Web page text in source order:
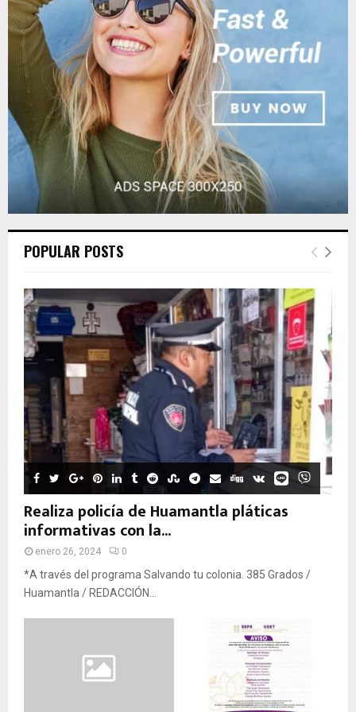
r
:
C
POPULAR POSTS
Realiza policía de Huamantla pláticas
informativas con la...
enero 26, 2024 0
*A través del programa Salvando tu colonia. 385 Grados /
Huamantla / REDACCIÓN...